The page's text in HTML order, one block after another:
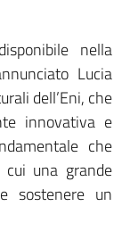
nella
Lucia
dell’Eni, che
innovativa e
che
una grande
sostenere un